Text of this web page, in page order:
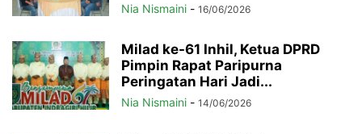
Nia Nismaini - 16/06/2026
Milad ke-61 Inhil, Ketua DPRD
Pimpin Rapat Paripurna
Peringatan Hari Jadi...
Nia Nismaini - 14/06/2026